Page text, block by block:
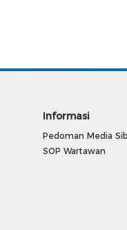
Informasi
Pedoman Media
SOP Wartawan